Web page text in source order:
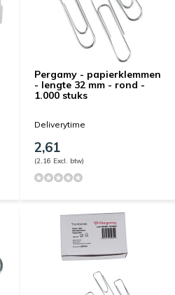
Pergamy - papierklemmen
- lengte 32 mm - rond -
1.000 stuks
Deliverytime
2,61
(2,16 Excl. btw)